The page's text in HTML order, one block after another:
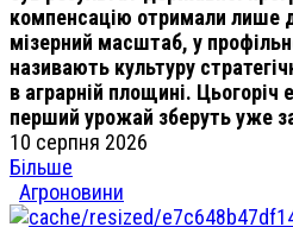
компенсацію отримали лише
мізерний масштаб, у
називають культуру
в аграрній площині. Цьогоріч
перший урожай зберуть уже
10 серпня 2026
Більше
Агроновини